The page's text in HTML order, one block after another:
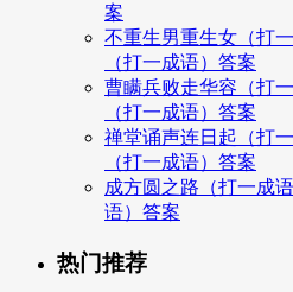
案
不重生男重生女（打
（打一成语）答案
曹瞒兵败走华容（打
（打一成语）答案
禅堂诵声连日起（打
（打一成语）答案
成方圆之路（打一成
语）答案
热门推荐